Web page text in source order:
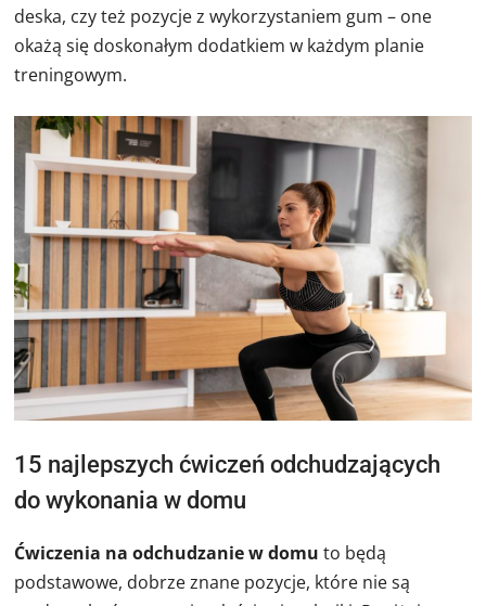
deska, czy też pozycje z wykorzystaniem gum – one
okażą się doskonałym dodatkiem w każdym planie
treningowym.
15 najlepszych ćwiczeń odchudzających
do wykonania w domu
Ćwiczenia na odchudzanie w domuto będą
podstawowe, dobrze znane pozycje, które nie są